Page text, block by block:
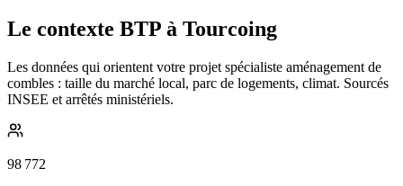
Le contexte BTP à Tourcoing
Les données qui orientent votre projet spécialiste aménagement de
combles : taille du marché local, parc de logements, climat. Sourcés
INSEE et arrêtés ministériels.
98 772